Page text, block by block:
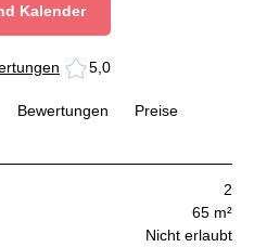
Kalender
5,0
Bewertungen
Preise
2
65 m²
Nicht erlaubt